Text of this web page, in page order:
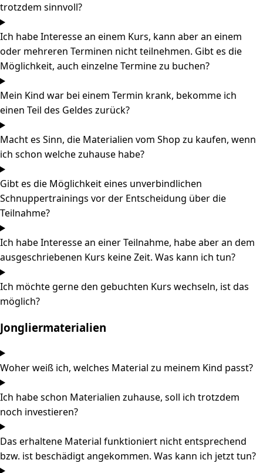
trotzdem sinnvoll?
Ich habe Interesse an einem Kurs, kann aber an einem
oder mehreren Terminen nicht teilnehmen. Gibt es die
Möglichkeit, auch einzelne Termine zu buchen?
Mein Kind war bei einem Termin krank, bekomme ich
einen Teil des Geldes zurück?
Macht es Sinn, die Materialien vom Shop zu kaufen, wenn
ich schon welche zuhause habe?
Gibt es die Möglichkeit eines unverbindlichen
Schnuppertrainings vor der Entscheidung über die
Teilnahme?
Ich habe Interesse an einer Teilnahme, habe aber an dem
ausgeschriebenen Kurs keine Zeit. Was kann ich tun?
Ich möchte gerne den gebuchten Kurs wechseln, ist das
möglich?
Jongliermaterialien
Woher weiß ich, welches Material zu meinem Kind passt?
Ich habe schon Materialien zuhause, soll ich trotzdem
noch investieren?
Das erhaltene Material funktioniert nicht entsprechend
bzw. ist beschädigt angekommen. Was kann ich jetzt tun?